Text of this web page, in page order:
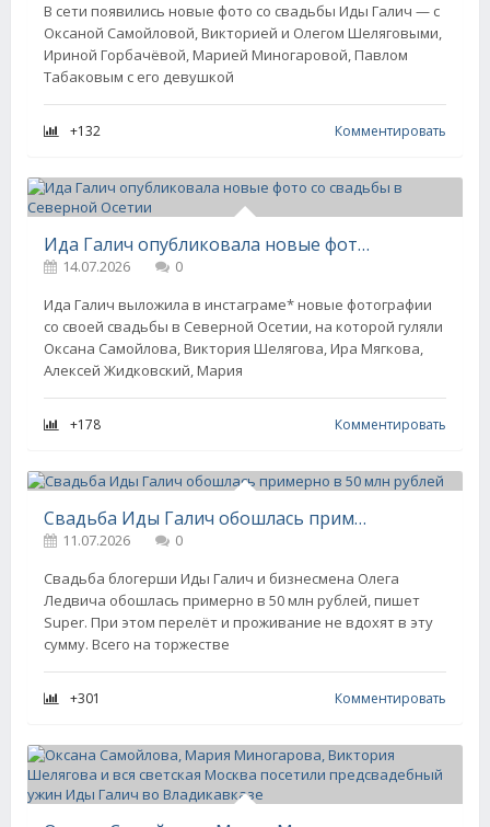
В сети появились новые фото со свадьбы Иды Галич — с
Оксаной Самойловой, Викторией и Олегом Шеляговыми,
Ириной Горбачёвой, Марией Миногаровой, Павлом
Табаковым с его девушкой
+132 Комментировать
Ида Галич опубликовала новые фото со свадьбы в Северной Осетии
14.07.2026
0
Ида Галич выложила в инстаграме* новые фотографии
со своей свадьбы в Северной Осетии, на которой гуляли
Оксана Самойлова, Виктория Шелягова, Ира Мягкова,
Алексей Жидковский, Мария
+178 Комментировать
Свадьба Иды Галич обошлась примерно в 50 млн рублей
11.07.2026
0
Свадьба блогерши Иды Галич и бизнесмена Олега
Ледвича обошлась примерно в 50 млн рублей, пишет
Super. При этом перелёт и проживание не вдохят в эту
сумму. Всего на торжестве
+301 Комментировать